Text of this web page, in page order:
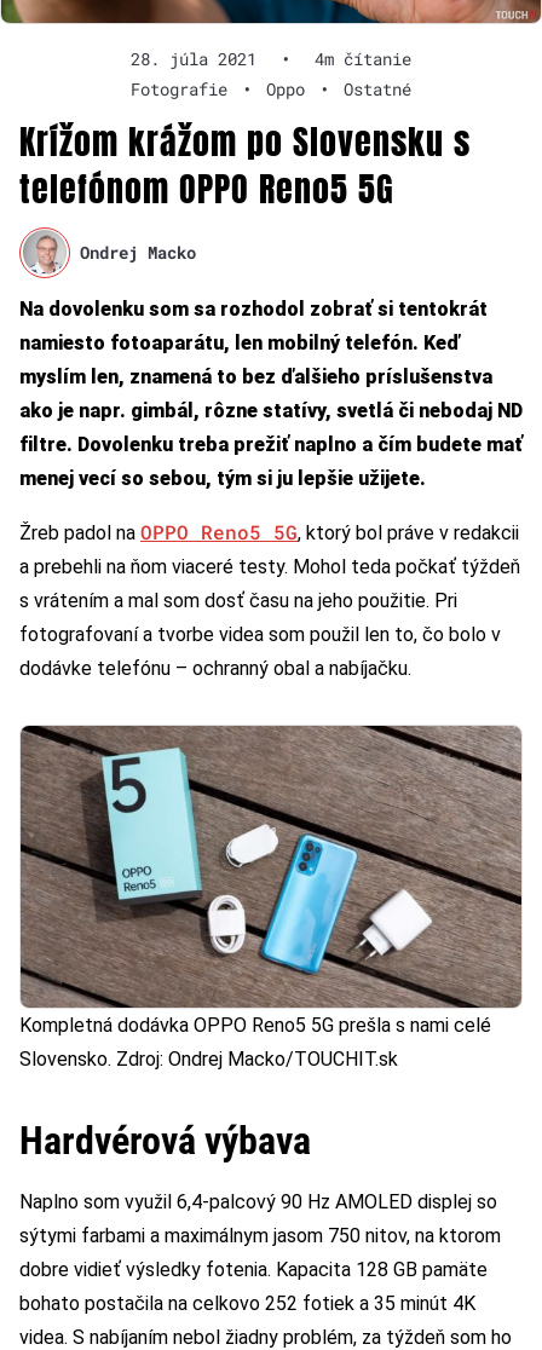
28. júla 2021 •
4m čítanie
Fotografie
• Oppo • Ostatné
Krížom krážom po Slovensku s
telefónom OPPO Reno5 5G
Ondrej Macko
Na dovolenku som sa rozhodol zobrať si tentokrát
namiesto fotoaparátu, len mobilný telefón. Keď
myslím len, znamená to bez ďalšieho príslušenstva
ako je napr. gimbál, rôzne statívy, svetlá či nebodaj ND
filtre. Dovolenku treba prežiť naplno a čím budete mať
menej vecí so sebou, tým si ju lepšie užijete.
Žreb padol na OPPO Reno5 5G, ktorý bol práve v redakcii
a prebehli na ňom viaceré testy. Mohol teda počkať týždeň
s vrátením a mal som dosť času na jeho použitie. Pri
fotografovaní a tvorbe videa som použil len to, čo bolo v
dodávke telefónu – ochranný obal a nabíjačku.
Kompletná dodávka OPPO Reno5 5G prešla s nami celé
Slovensko. Zdroj: Ondrej Macko/TOUCHIT.sk
Hardvérová výbava
Naplno som využil 6,4-palcový 90 Hz AMOLED displej so
sýtymi farbami a maximálnym jasom 750 nitov, na ktorom
dobre vidieť výsledky fotenia. Kapacita 128 GB pamäte
bohato postačila na celkovo 252 fotiek a 35 minút 4K
videa. S nabíjaním nebol žiadny problém, za týždeň som ho